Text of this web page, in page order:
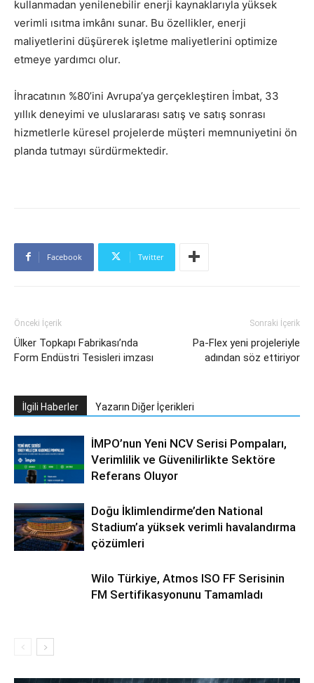
kullanmadan yenilenebilir enerji kaynaklarıyla yüksek
verimli ısıtma imkânı sunar. Bu özellikler, enerji
maliyetlerini düşürerek işletme maliyetlerini optimize
etmeye yardımcı olur.
İhracatının %80’ini Avrupa’ya gerçekleştiren İmbat, 33
yıllık deneyimi ve uluslararası satış ve satış sonrası
hizmetlerle küresel projelerde müşteri memnuniyetini ön
planda tutmayı sürdürmektedir.
Facebook Twitter
Önceki İçerik
Ülker Topkapı Fabrikası’nda
Form Endüstri Tesisleri imzası
Sonraki İçerik
Pa-Flex yeni projeleriyle
adından söz ettiriyor
İlgili Haberler Yazarın Diğer İçerikleri
İMPO’nun Yeni NCV Serisi Pompaları,
Verimlilik ve Güvenilirlikte Sektöre
Referans Oluyor
Doğu İklimlendirme’den National
Stadium’a yüksek verimli havalandırma
çözümleri
Wilo Türkiye, Atmos ISO FF Serisinin
FM Sertifikasyonunu Tamamladı